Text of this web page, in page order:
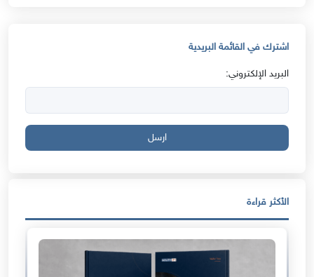
اشترك في القائمة البريدية
البريد الإلكتروني:
ارسل
الأكثر قراءة